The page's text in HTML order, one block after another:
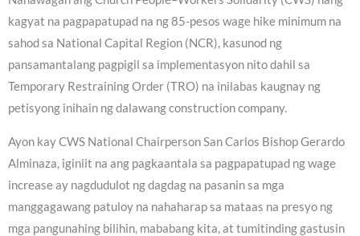
kagyat na pagpapatupad na ng 85-pesos wage hike minimum na
sahod sa National Capital Region (NCR), kasunod ng
pansamantalang pagpigil sa implementasyon nito dahil sa
Temporary Restraining Order (TRO) na inilabas kaugnay ng
petisyong inihain ng dalawang construction company.
Ayon kay CWS National Chairperson San Carlos Bishop Gerardo
Alminaza, iginiit na ang pagkaantala sa pagpapatupad ng wage
increase ay nagdudulot ng dagdag na pasanin sa mga
manggagawang patuloy na nahaharap sa mataas na presyo ng
mga pangunahing bilihin, mababang kita, at tumitinding gastusin